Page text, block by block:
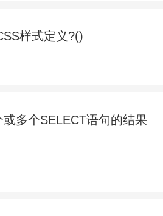
样式定义?()
多个SELECT语句的结果